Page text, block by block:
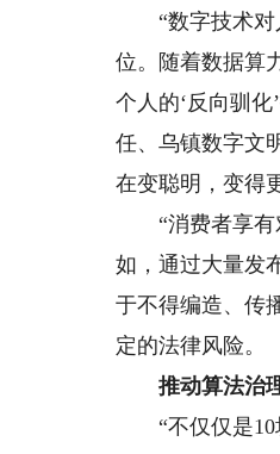
“数字技术对人
位。随着数据算
个人的‘反向驯
任、乌镇数字文
在变聪明，变得
“消费者享有对
如，通过大量发
于不得编造、传
定的法律风险。
推动算法治理
“不仅仅是10